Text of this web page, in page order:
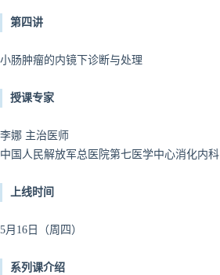
第四讲
小肠肿瘤的内镜下诊断与处理
授课专家
李娜 主治医师
中国人民解放军总医院第七医学中心消化内科
上线时间
5月16日（周四）
系列课介绍